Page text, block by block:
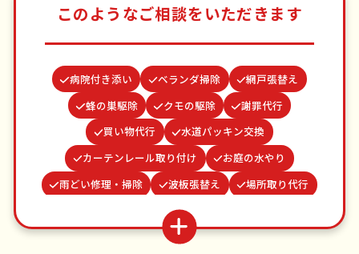
このようなご相談をいただきます
病院付き添い ベランダ掃除
網戸張替え
蜂の巣駆除
クモの駆除
謝罪代行
買い物代行
水道パッキン交換
カーテンレール取り付け
お庭の水やり
雨どい修理・掃除
波板張替え
場所取り代行
結婚式代理出席
家具組立
並び代行
遺品整理・生前整理